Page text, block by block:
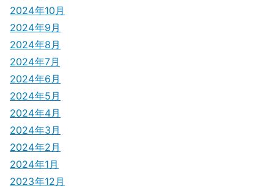
2024年10月
2024年9月
2024年8月
2024年7月
2024年6月
2024年5月
2024年4月
2024年3月
2024年2月
2024年1月
2023年12月